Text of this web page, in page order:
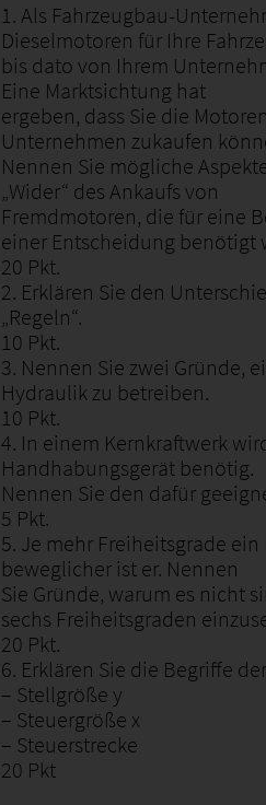
1. Als Fahrzeugbau-
Dieselmotoren für Ihre
bis dato von Ihrem
Eine Marktsichtung hat
ergeben, dass Sie die
Unternehmen zukaufen
Nennen Sie mögliche
„Wider“ des Ankaufs von
Fremdmotoren, die für eine
einer Entscheidung benötigt
20 Pkt.
2. Erklären Sie den
„Regeln“.
10 Pkt.
3. Nennen Sie zwei Gründe,
Hydraulik zu betreiben.
10 Pkt.
4. In einem Kernkraftwerk
Handhabungsgerät benötig.
Nennen Sie den dafür
5 Pkt.
5. Je mehr Freiheitsgrade
beweglicher ist er. Nennen
Sie Gründe, warum es nicht
sechs Freiheitsgraden
20 Pkt.
6. Erklären Sie die Begriffe
– Stellgröße y
– Steuergröße x
– Steuerstrecke
20 Pkt